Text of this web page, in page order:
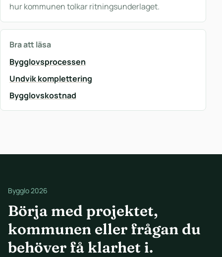
hur kommunen tolkar ritningsunderlaget.
Bra att läsa
Bygglovsprocessen
Undvik komplettering
Bygglovskostnad
Bygglo 2026
Börja med projektet,
kommunen eller frågan du
behöver få klarhet i.